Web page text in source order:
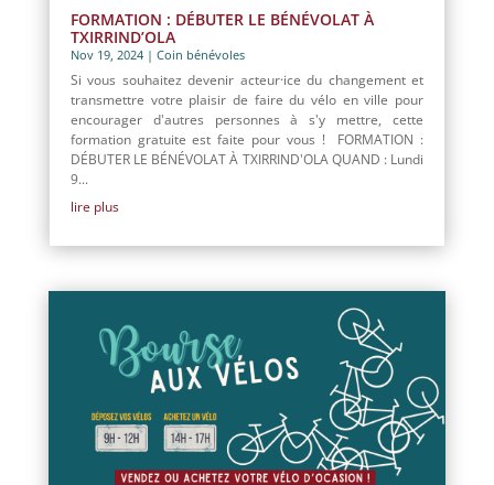
FORMATION : DÉBUTER LE BÉNÉVOLAT À
TXIRRIND’OLA
Nov 19, 2024| Coin bénévoles
Si vous souhaitez devenir acteur·ice du changement et
transmettre votre plaisir de faire du vélo en ville pour
encourager d'autres personnes à s'y mettre, cette
formation gratuite est faite pour vous ! FORMATION :
DÉBUTER LE BÉNÉVOLAT À TXIRRIND'OLA QUAND : Lundi
9...
lire plus